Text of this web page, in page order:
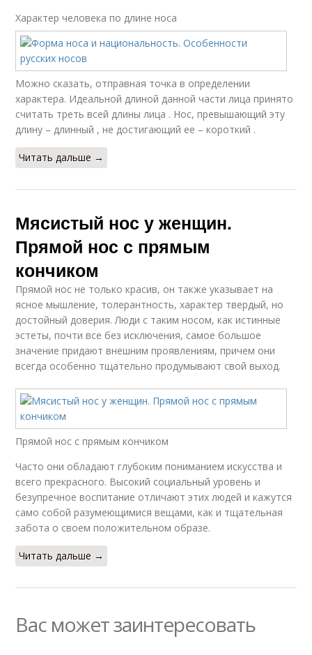
Характер человека по длине носа
Можно сказать, отправная точка в определении
характера. Идеальной длиной данной части лица принято
считать треть всей длины лица . Нос, превышающий эту
длину – длинный , не достигающий ее – короткий .
Читать дальше →
Мясистый нос у женщин.
Прямой нос с прямым
кончиком
Прямой нос не только красив, он также указывает на
ясное мышление, толерантность, характер твердый, но
достойный доверия. Люди с таким носом, как истинные
эстеты, почти все без исключения, самое большое
значение придают внешним проявлениям, причем они
всегда особенно тщательно продумывают свой выход.
Прямой нос с прямым кончиком
Часто они обладают глубоким пониманием искусства и
всего прекрасного. Высокий социальный уровень и
безупречное воспитание отличают этих людей и кажутся
само собой разумеющимися вещами, как и тщательная
забота о своем положительном образе.
Читать дальше →
Вас может заинтересовать